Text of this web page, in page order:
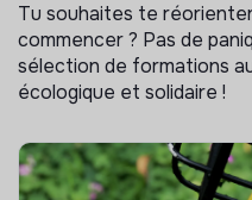
Tu souhaites te
commencer ? Pas de
sélection de formations
écologique et solidaire !